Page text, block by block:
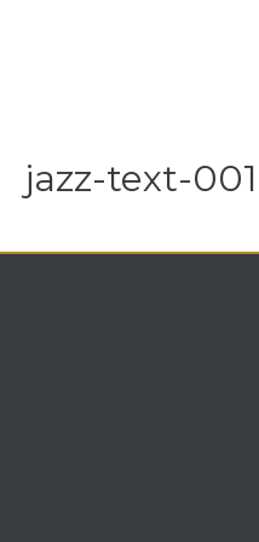
jazz-text-001